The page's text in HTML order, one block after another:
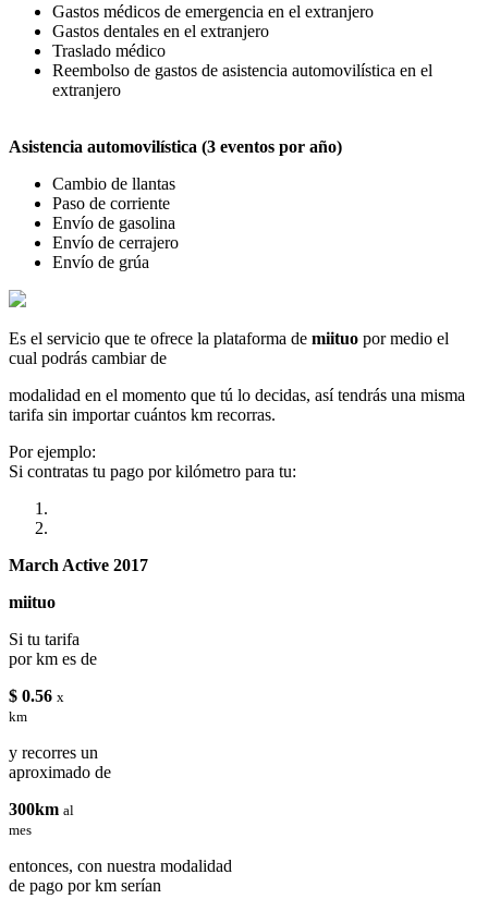
Gastos médicos de emergencia en el extranjero
Gastos dentales en el extranjero
Traslado médico
Reembolso de gastos de asistencia automovilística en el
extranjero
Asistencia automovilística (3 eventos por año)
Cambio de llantas
Paso de corriente
Envío de gasolina
Envío de cerrajero
Envío de grúa
Es el servicio que te ofrece la plataforma de miituo por medio el
cual podrás cambiar de
modalidad en el momento que tú lo decidas, así tendrás una misma
tarifa sin importar cuántos km recorras.
Por ejemplo:
Si contratas tu pago por kilómetro para tu:
March Active 2017
miituo
Si tu tarifa
por km es de
$ 0.56 x
km
y recorres un
aproximado de
300km al
mes
entonces, con nuestra modalidad
de pago por km serían